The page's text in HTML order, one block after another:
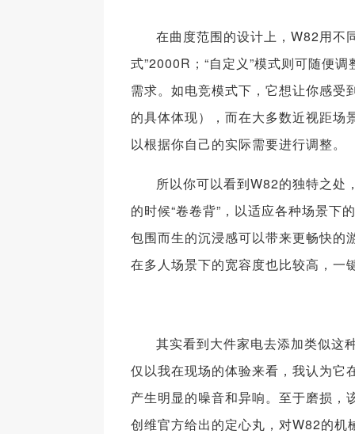
在曲度范围的设计上，W82用不
式”2000R；“自定义”模式则可随便
需求。如电竞模式下，它想让你感
的具体体现），而在大多数近视距场
以根据你自己的实际需要进行调整。
所以你可以看到W82的独特之处
的时候“卷卷背”，以适应各种场景
包围而生的沉浸感可以带来更畅快的
在多人场景下的宽容度也比较高，一
其实看到大件家电去添加类似
仅以我在现场的体验来看，我认为它
产生明显的噪音和异响。至于磨损，
创维官方给出的定心丸，对W82的